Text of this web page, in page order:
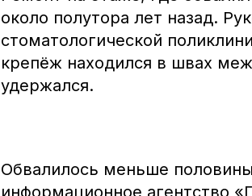
около полутора лет назад.
стоматологической
крепёж находился в швах
удержался.
Обвалилось меньше
информационное агентство